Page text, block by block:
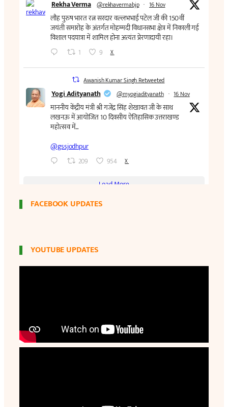
FACEBOOK UPDATES
YOUTUBE UPDATES